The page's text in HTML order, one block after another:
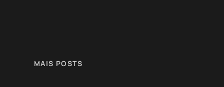
MAIS POSTS